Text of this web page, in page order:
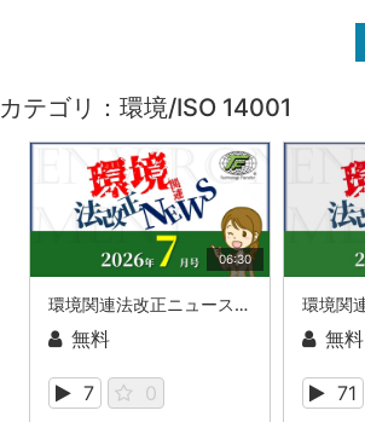
カテゴリ：環境/ISO 14001
06:30
環境関連法改正ニュース_2026年7月
無料
7 0
無料
71